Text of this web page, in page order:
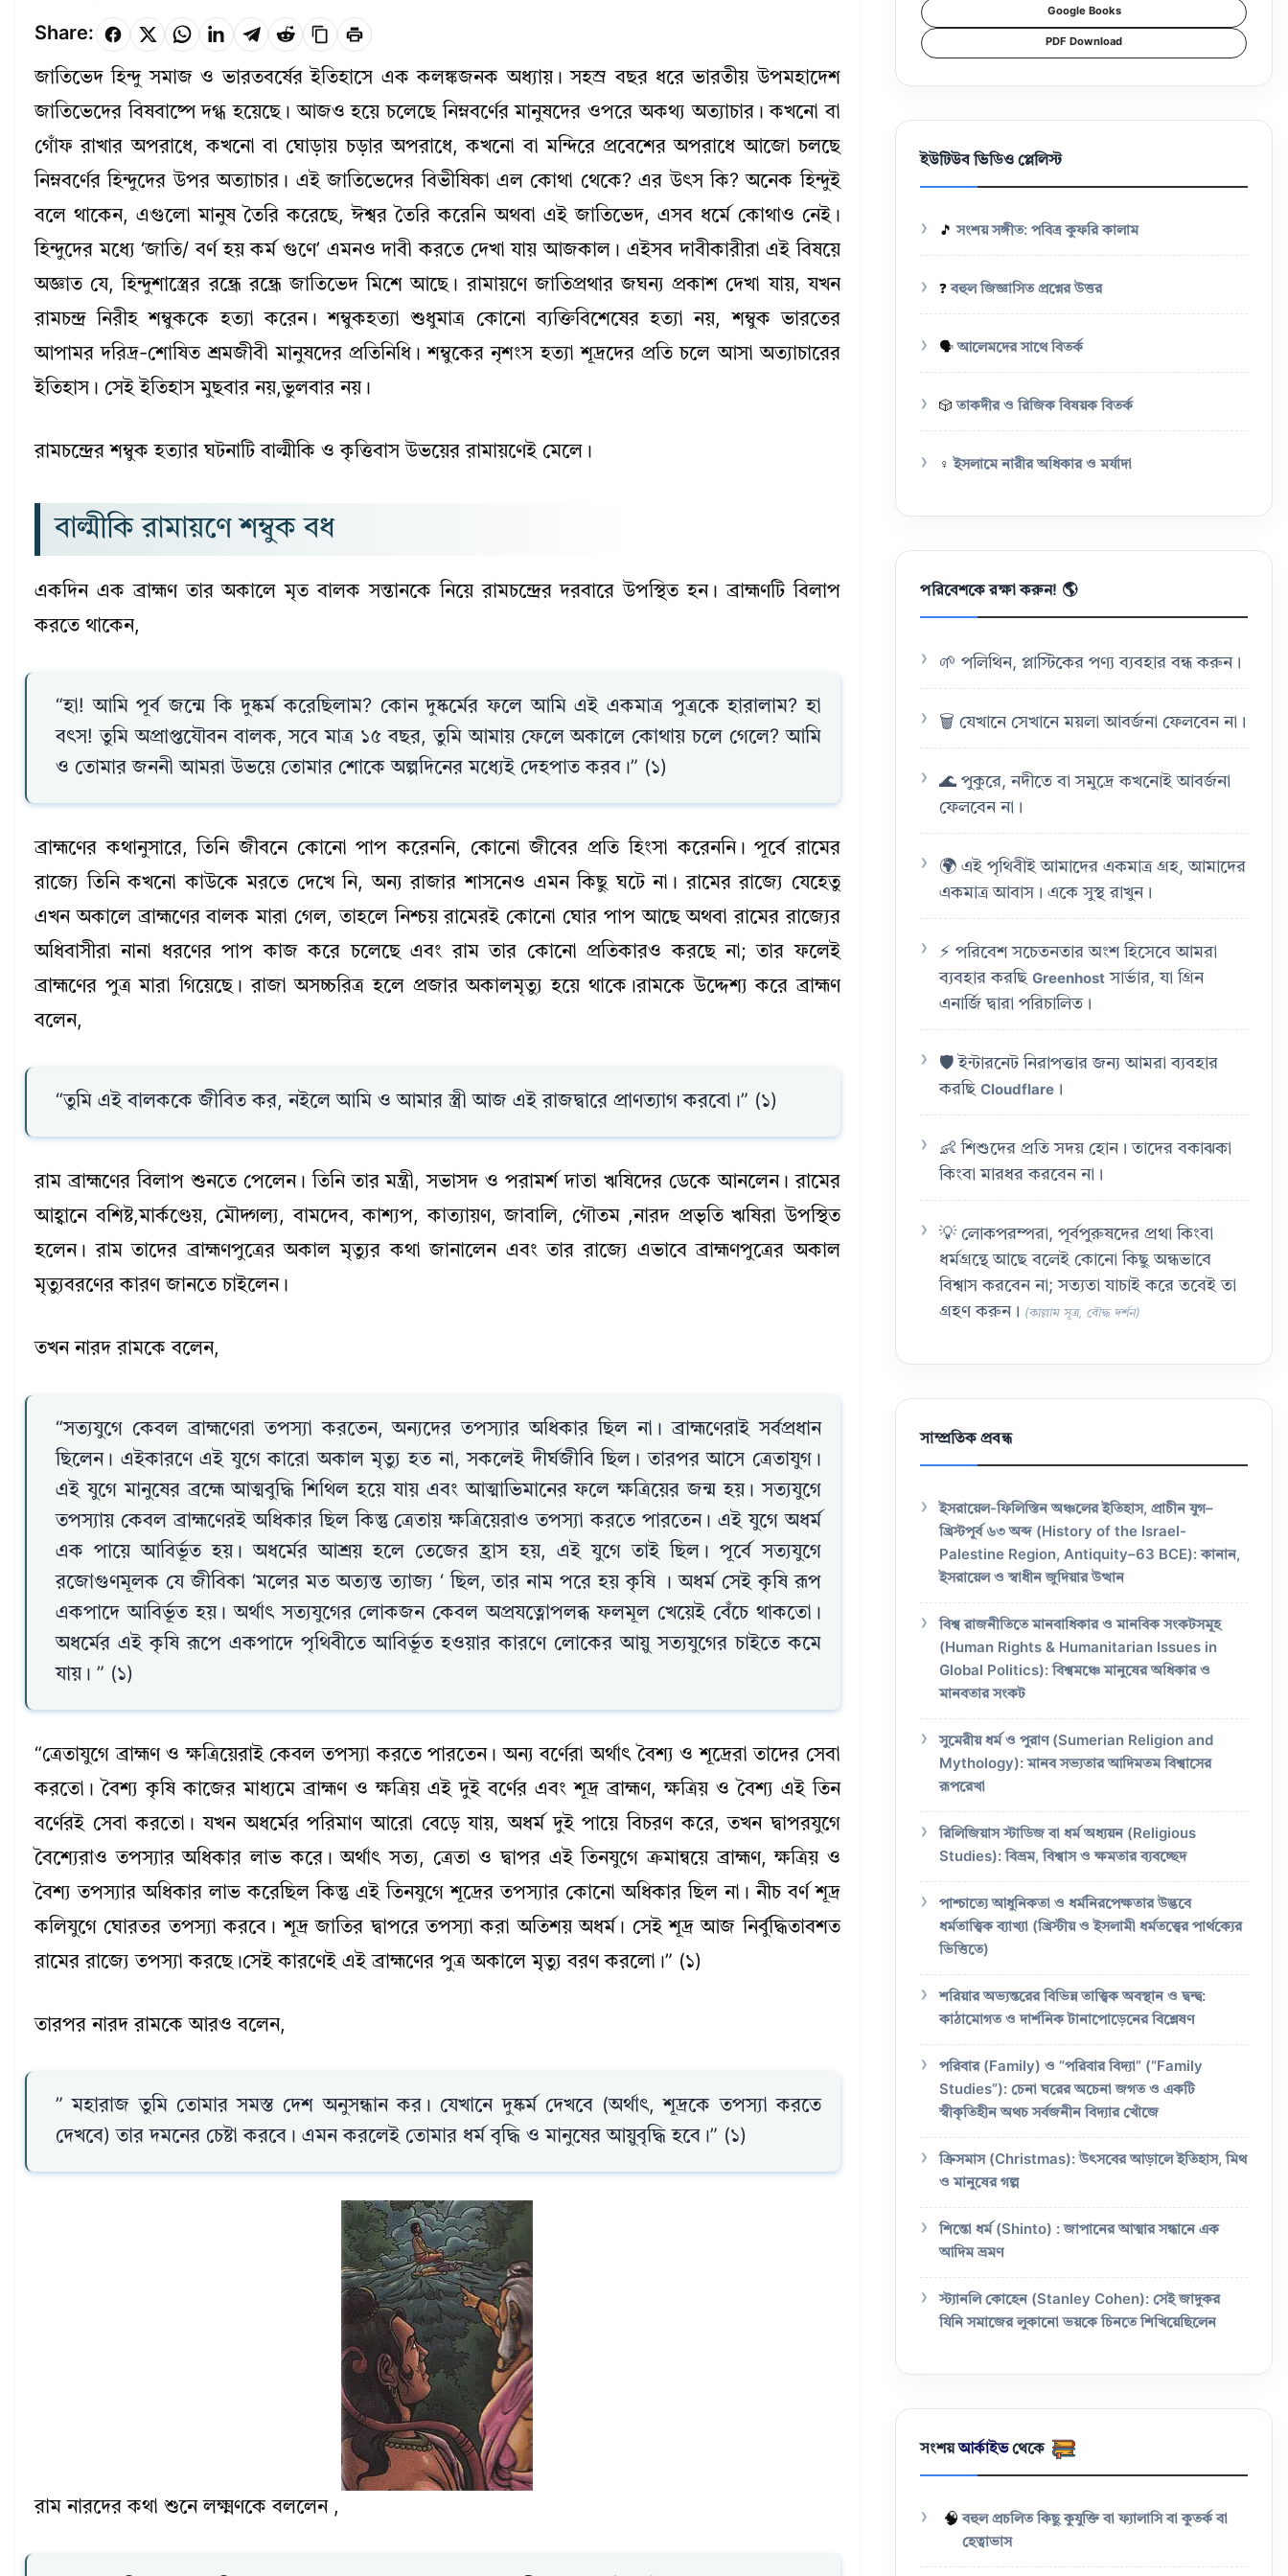
Share:
জাতিভেদ হিন্দু সমাজ ও ভারতবর্ষের ইতিহাসে এক কলঙ্কজনক অধ্যায়। সহস্র বছর ধরে ভারতীয় উপমহাদেশ
জাতিভেদের বিষবাষ্পে দগ্ধ হয়েছে। আজও হয়ে চলেছে নিম্নবর্ণের মানুষদের ওপরে অকথ্য অত্যাচার। কখনো বা
গোঁফ রাখার অপরাধে, কখনো বা ঘোড়ায় চড়ার অপরাধে, কখনো বা মন্দিরে প্রবেশের অপরাধে আজো চলছে
নিম্নবর্ণের হিন্দুদের উপর অত্যাচার। এই জাতিভেদের বিভীষিকা এল কোথা থেকে? এর উৎস কি? অনেক হিন্দুই
বলে থাকেন, এগুলো মানুষ তৈরি করেছে, ঈশ্বর তৈরি করেনি অথবা এই জাতিভেদ, এসব ধর্মে কোথাও নেই।
হিন্দুদের মধ্যে ‘জাতি/ বর্ণ হয় কর্ম গুণে’ এমনও দাবী করতে দেখা যায় আজকাল। এইসব দাবীকারীরা এই বিষয়ে
অজ্ঞাত যে, হিন্দুশাস্ত্রের রন্ধ্রে রন্ধ্রে জাতিভেদ মিশে আছে। রামায়ণে জাতিপ্রথার জঘন্য প্রকাশ দেখা যায়, যখন
রামচন্দ্র নিরীহ শম্বুককে হত্যা করেন। শম্বুকহত্যা শুধুমাত্র কোনো ব্যক্তিবিশেষের হত্যা নয়, শম্বুক ভারতের
আপামর দরিদ্র-শোষিত শ্রমজীবী মানুষদের প্রতিনিধি। শম্বুকের নৃশংস হত্যা শূদ্রদের প্রতি চলে আসা অত্যাচারের
ইতিহাস। সেই ইতিহাস মুছবার নয়,ভুলবার নয়।
রামচন্দ্রের শম্বুক হত্যার ঘটনাটি বাল্মীকি ও কৃত্তিবাস উভয়ের রামায়ণেই মেলে।
বাল্মীকি রামায়ণে শম্বুক বধ
একদিন এক ব্রাহ্মণ তার অকালে মৃত বালক সন্তানকে নিয়ে রামচন্দ্রের দরবারে উপস্থিত হন। ব্রাহ্মণটি বিলাপ
করতে থাকেন,
“হা! আমি পূর্ব জন্মে কি দুষ্কর্ম করেছিলাম? কোন দুষ্কর্মের ফলে আমি এই একমাত্র পুত্রকে হারালাম? হা
বৎস! তুমি অপ্রাপ্তযৌবন বালক, সবে মাত্র ১৫ বছর, তুমি আমায় ফেলে অকালে কোথায় চলে গেলে? আমি
ও তোমার জননী আমরা উভয়ে তোমার শোকে অল্পদিনের মধ্যেই দেহপাত করব।” (১)
ব্রাহ্মণের কথানুসারে, তিনি জীবনে কোনো পাপ করেননি, কোনো জীবের প্রতি হিংসা করেননি। পূর্বে রামের
রাজ্যে তিনি কখনো কাউকে মরতে দেখে নি, অন্য রাজার শাসনেও এমন কিছু ঘটে না। রামের রাজ্যে যেহেতু
এখন অকালে ব্রাহ্মণের বালক মারা গেল, তাহলে নিশ্চয় রামেরই কোনো ঘোর পাপ আছে অথবা রামের রাজ্যের
অধিবাসীরা নানা ধরণের পাপ কাজ করে চলেছে এবং রাম তার কোনো প্রতিকারও করছে না; তার ফলেই
ব্রাহ্মণের পুত্র মারা গিয়েছে। রাজা অসচ্চরিত্র হলে প্রজার অকালমৃত্যু হয়ে থাকে।রামকে উদ্দেশ্য করে ব্রাহ্মণ
বলেন,
“তুমি এই বালককে জীবিত কর, নইলে আমি ও আমার স্ত্রী আজ এই রাজদ্বারে প্রাণত্যাগ করবো।” (১)
রাম ব্রাহ্মণের বিলাপ শুনতে পেলেন। তিনি তার মন্ত্রী, সভাসদ ও পরামর্শ দাতা ঋষিদের ডেকে আনলেন। রামের
আহ্বানে বশিষ্ট,মার্কণ্ডেয়, মৌদ্গল্য, বামদেব, কাশ্যপ, কাত্যায়ণ, জাবালি, গৌতম ,নারদ প্রভৃতি ঋষিরা উপস্থিত
হলেন। রাম তাদের ব্রাহ্মণপুত্রের অকাল মৃত্যুর কথা জানালেন এবং তার রাজ্যে এভাবে ব্রাহ্মণপুত্রের অকাল
মৃত্যুবরণের কারণ জানতে চাইলেন।
তখন নারদ রামকে বলেন,
“সত্যযুগে কেবল ব্রাহ্মণেরা তপস্যা করতেন, অন্যদের তপস্যার অধিকার ছিল না। ব্রাহ্মণেরাই সর্বপ্রধান
ছিলেন। এইকারণে এই যুগে কারো অকাল মৃত্যু হত না, সকলেই দীর্ঘজীবি ছিল। তারপর আসে ত্রেতাযুগ।
এই যুগে মানুষের ব্রহ্মে আত্মবুদ্ধি শিথিল হয়ে যায় এবং আত্মাভিমানের ফলে ক্ষত্রিয়ের জন্ম হয়। সত্যযুগে
তপস্যায় কেবল ব্রাহ্মণেরই অধিকার ছিল কিন্তু ত্রেতায় ক্ষত্রিয়েরাও তপস্যা করতে পারতেন। এই যুগে অধর্ম
এক পায়ে আবির্ভূত হয়। অধর্মের আশ্রয় হলে তেজের হ্রাস হয়, এই যুগে তাই ছিল। পূর্বে সত্যযুগে
রজোগুণমূলক যে জীবিকা ‘মলের মত অত্যন্ত ত্যাজ্য ‘ ছিল, তার নাম পরে হয় কৃষি । অধর্ম সেই কৃষি রূপ
একপাদে আবির্ভূত হয়। অর্থাৎ সত্যযুগের লোকজন কেবল অপ্রযত্নোপলব্ধ ফলমূল খেয়েই বেঁচে থাকতো।
অধর্মের এই কৃষি রূপে একপাদে পৃথিবীতে আবির্ভূত হওয়ার কারণে লোকের আয়ু সত্যযুগের চাইতে কমে
যায়। ” (১)
“ত্রেতাযুগে ব্রাহ্মণ ও ক্ষত্রিয়েরাই কেবল তপস্যা করতে পারতেন। অন্য বর্ণেরা অর্থাৎ বৈশ্য ও শূদ্রেরা তাদের সেবা
করতো। বৈশ্য কৃষি কাজের মাধ্যমে ব্রাহ্মণ ও ক্ষত্রিয় এই দুই বর্ণের এবং শূদ্র ব্রাহ্মণ, ক্ষত্রিয় ও বৈশ্য এই তিন
বর্ণেরই সেবা করতো। যখন অধর্মের পরিমাণ আরো বেড়ে যায়, অধর্ম দুই পায়ে বিচরণ করে, তখন দ্বাপরযুগে
বৈশ্যেরাও তপস্যার অধিকার লাভ করে। অর্থাৎ সত্য, ত্রেতা ও দ্বাপর এই তিনযুগে ক্রমান্বয়ে ব্রাহ্মণ, ক্ষত্রিয় ও
বৈশ্য তপস্যার অধিকার লাভ করেছিল কিন্তু এই তিনযুগে শূদ্রের তপস্যার কোনো অধিকার ছিল না। নীচ বর্ণ শূদ্র
কলিযুগে ঘোরতর তপস্যা করবে। শূদ্র জাতির দ্বাপরে তপস্যা করা অতিশয় অধর্ম। সেই শূদ্র আজ নির্বুদ্ধিতাবশত
রামের রাজ্যে তপস্যা করছে।সেই কারণেই এই ব্রাহ্মণের পুত্র অকালে মৃত্যু বরণ করলো।” (১)
তারপর নারদ রামকে আরও বলেন,
” মহারাজ তুমি তোমার সমস্ত দেশ অনুসন্ধান কর। যেখানে দুষ্কর্ম দেখবে (অর্থাৎ, শূদ্রকে তপস্যা করতে
দেখবে) তার দমনের চেষ্টা করবে। এমন করলেই তোমার ধর্ম বৃদ্ধি ও মানুষের আয়ুবৃদ্ধি হবে।” (১)
রাম নারদের কথা শুনে লক্ষ্মণকে বললেন ,
Google Books
PDF Download
ইউটিউব ভিডিও প্লেলিস্ট
🎵সংশয় সঙ্গীত: পবিত্র কুফরি কালাম
❓বহুল জিজ্ঞাসিত প্রশ্নের উত্তর
🗣️আলেমদের সাথে বিতর্ক
🎲তাকদীর ও রিজিক বিষয়ক বিতর্ক
♀️ইসলামে নারীর অধিকার ও মর্যাদা
পরিবেশকে রক্ষা করুন! 🌎
🌱 পলিথিন, প্লাস্টিকের পণ্য ব্যবহার বন্ধ করুন।
🗑️ যেখানে সেখানে ময়লা আবর্জনা ফেলবেন না।
🌊 পুকুরে, নদীতে বা সমুদ্রে কখনোই আবর্জনা
ফেলবেন না।
🌍 এই পৃথিবীই আমাদের একমাত্র গ্রহ, আমাদের
একমাত্র আবাস। একে সুস্থ রাখুন।
⚡ পরিবেশ সচেতনতার অংশ হিসেবে আমরা
ব্যবহার করছিGreenhost সার্ভার, যা গ্রিন
এনার্জি দ্বারা পরিচালিত।
🛡️ ইন্টারনেট নিরাপত্তার জন্য আমরা ব্যবহার
করছিCloudflare ।
👶 শিশুদের প্রতি সদয় হোন। তাদের বকাঝকা
কিংবা মারধর করবেন না।
💡 লোকপরম্পরা, পূর্বপুরুষদের প্রথা কিংবা
ধর্মগ্রন্থে আছে বলেই কোনো কিছু অন্ধভাবে
বিশ্বাস করবেন না; সত্যতা যাচাই করে তবেই তা
গ্রহণ করুন। (কাল্লাম সূত্র, বৌদ্ধ দর্শন)
সাম্প্রতিক প্রবন্ধ
ইসরায়েল-ফিলিস্তিন অঞ্চলের ইতিহাস, প্রাচীন যুগ–
খ্রিস্টপূর্ব ৬৩ অব্দ (History of the Israel-
Palestine Region, Antiquity–63 BCE): কানান,
ইসরায়েল ও স্বাধীন জুদিয়ার উত্থান
বিশ্ব রাজনীতিতে মানবাধিকার ও মানবিক সংকটসমূহ
(Human Rights & Humanitarian Issues in
Global Politics): বিশ্বমঞ্চে মানুষের অধিকার ও
মানবতার সংকট
সুমেরীয় ধর্ম ও পুরাণ (Sumerian Religion and
Mythology): মানব সভ্যতার আদিমতম বিশ্বাসের
রূপরেখা
রিলিজিয়াস স্টাডিজ বা ধর্ম অধ্যয়ন (Religious
Studies): বিভ্রম, বিশ্বাস ও ক্ষমতার ব্যবচ্ছেদ
পাশ্চাত্যে আধুনিকতা ও ধর্মনিরপেক্ষতার উদ্ভবে
ধর্মতাত্ত্বিক ব্যাখ্যা (খ্রিস্টীয় ও ইসলামী ধর্মতত্ত্বের পার্থক্যের
ভিত্তিতে)
শরিয়ার অভ্যন্তরের বিভিন্ন তাত্ত্বিক অবস্থান ও দ্বন্দ্ব:
কাঠামোগত ও দার্শনিক টানাপোড়েনের বিশ্লেষণ
পরিবার (Family) ও “পরিবার বিদ্যা” (“Family
Studies”): চেনা ঘরের অচেনা জগত ও একটি
স্বীকৃতিহীন অথচ সর্বজনীন বিদ্যার খোঁজে
ক্রিসমাস (Christmas): উৎসবের আড়ালে ইতিহাস, মিথ
ও মানুষের গল্প
শিন্তো ধর্ম (Shinto) : জাপানের আত্মার সন্ধানে এক
আদিম ভ্রমণ
স্ট্যানলি কোহেন (Stanley Cohen): সেই জাদুকর
যিনি সমাজের লুকানো ভয়কে চিনতে শিখিয়েছিলেন
সংশয়আর্কাইভথেকে
🧠 বহুল প্রচলিত কিছু কুযুক্তি বা ফ্যালাসি বা কুতর্ক বা
হেত্বাভাস